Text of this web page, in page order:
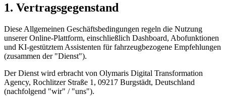
1. Vertragsgegenstand
Diese Allgemeinen Geschäftsbedingungen regeln die Nutzung
unserer Online-Plattform, einschließlich Dashboard, Abofunktionen
und KI-gestütztem Assistenten für fahrzeugbezogene Empfehlungen
(zusammen der "Dienst").
Der Dienst wird erbracht von Olymaris Digital Transformation
Agency, Rochlitzer Straße 1, 09217 Burgstädt, Deutschland
(nachfolgend "wir" / "uns").